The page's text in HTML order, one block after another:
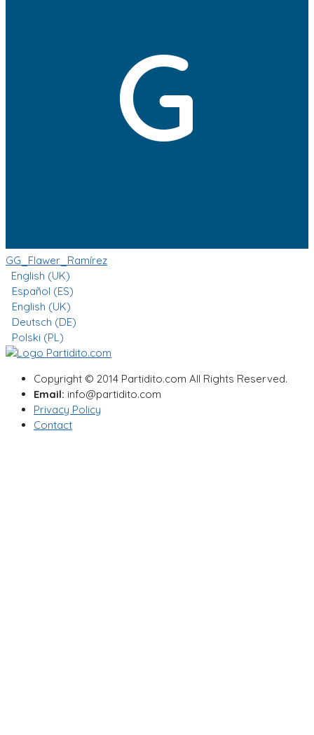
G
GG_Flawer_Ramírez
English (UK)
Español (ES)
English (UK)
Deutsch (DE)
Polski (PL)
Copyright © 2014 Partidito.com All Rights Reserved.
Email: info@partidito.com
Privacy Policy
Contact